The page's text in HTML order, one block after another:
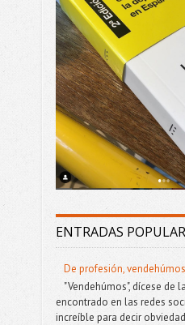
ENTRADAS
De profesión, vendehúmos
"Vendehúmos", dícese de
encontrado en las redes
increíble para decir